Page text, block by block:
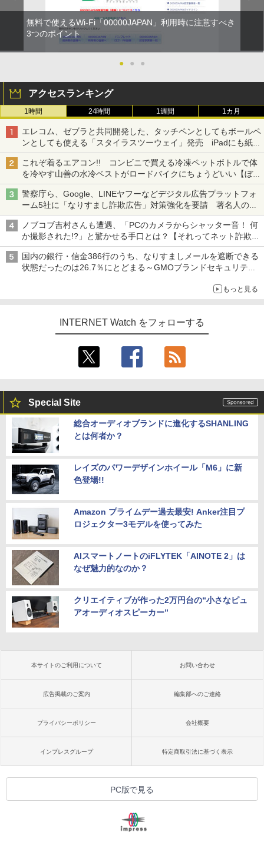
無料で使えるWi-Fi「00000JAPAN」利用時に注意すべき
3つのポイント
● ● ●
アクセスランキング
1時間 24時間 1週間 1カ月
エレコム、ゼブラと共同開発した、タッチペンとしてもボールペ
ンとしても使える「スタイラスツーウェイ」発売 iPadにも紙に
も、持ち替えずに書き込める
これぞ着るエアコン!! コンビニで買える冷凍ペットボトルで体
を冷やす山善の水冷ベストがロードバイクにちょうどいい【ぼっ
ち・ざ・ろーど！その14】【空いた時間でなにしてる？】
警察庁ら、Google、LINEヤフーなどデジタル広告プラットフォ
ーム5社に「なりすまし詐欺広告」対策強化を要請 著名人の写
真や映像を使った投資詐欺などへの対策として
ノブコブ吉村さんも遭遇、「PCのカメラからシャッター音！ 何
か撮影された!?」と驚かせる手口とは？【それってネット詐欺で
すよ！】
国内の銀行・信金386行のうち、なりすましメールを遮断できる
状態だったのは26.7％にとどまる～GMOブランドセキュリティ
もっと見る
INTERNET Watch をフォローする
Special Site
総合オーディオブランドに進化するSHANLING
とは何者か？
レイズのパワーデザインホイール「M6」に新
色登場!!
Amazon プライムデー過去最安! Anker注目プ
ロジェクター3モデルを使ってみた
AIスマートノートのiFLYTEK「AINOTE 2」は
なぜ魅力的なのか？
クリエイティブが作った2万円台の“小さなピュ
アオーディオスピーカー”
本サイトのご利用について お問い合わせ
広告掲載のご案内 編集部へのご連絡
プライバシーポリシー 会社概要
インプレスグループ 特定商取引法に基づく表示
PC版で見る